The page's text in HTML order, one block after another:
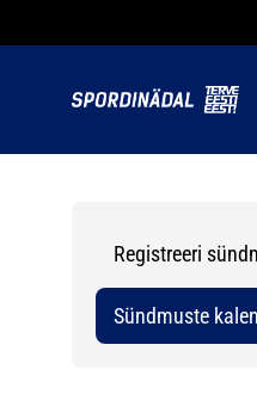
Registreeri
Sündmuste